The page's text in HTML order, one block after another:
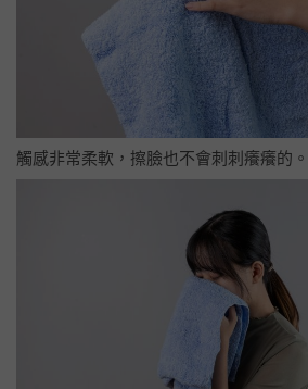
觸感非常柔軟，擦臉也不會刺刺癢癢的。